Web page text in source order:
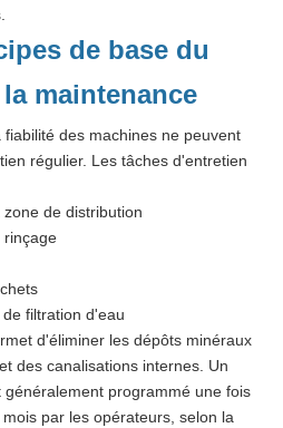
de base du
maintenance
des machines ne peuvent
régulier. Les tâches d'entretien
de distribution
rinçage
filtration d'eau
d'éliminer les dépôts minéraux
des canalisations internes. Un
programmé une fois
par les opérateurs, selon la